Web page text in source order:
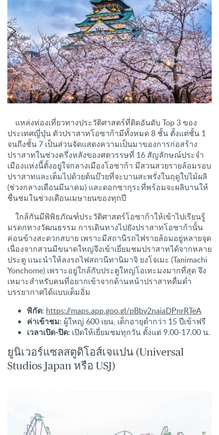
แหล่งท่องเที่ยวทางประวัติศาสตร์ที่ติดอันดับ Top 3 ของ
ประเทศญี่ปุ่น ตัวปราสาทโอซาก้ามีทั้งหมด 8 ชั้น ตั้งแต่ชั้น 1
จนถึงชั้น 7 เป็นส่วนจัดแสดงความเป็นมาของการก่อสร้าง
ปราสาทในช่วงครึ่งหลังของศตวรรษที่ 16 สัญลักษณ์ประจำ
เมืองแห่งนี้ตั้งอยู่ใจกลางเมืองโอซาก้า มีสวนสวยรายล้อมรอบ
ปราสาทและเต็มไปด้วยต้นบ๊วยที่จะบานสะพรั่งในฤดูใบไม้ผลิ
(ช่วงกลางเดือนมีนาคม) และดอกซากุระที่พร้อมจะผลิบานให้
ชื่นชมในช่วงเดือนเมษายนของทุกปี
ใกล้กันมีพิพิธภัณฑ์ประวัติศาสตร์โอซาก้าให้เข้าไปเรียนรู้
มรดกทางวัฒนธรรม การเดินทางไปยังปราสาทโอซาก้านั้น
ค่อนข้างสะดวกสบาย เพราะมีสถานีรถไฟรายล้อมอยู่หลายจุด
เนื่องจากสวนมีขนาดใหญ่จึงเข้าเยี่ยมชมปราสาทได้จากหลาย
ประตู แนะนำให้ลงรถไฟสถานีทานิมาจิ ยงโจเมะ (Tanimachi
Yonchome) เพราะอยู่ใกล้กับประตูใหญ่โอเทะมงมากที่สุด จึง
เหมาะสำหรับคนที่อยากเข้าจากด้านหน้าปราสาทดื่มด่ำ
บรรยากาศได้แบบเต็มอิ่ม
พิกัด: https://maps.app.goo.gl/pBbv2naiaDPnrRTeA
ค่าเข้าชม: ผู้ใหญ่ 600 เยน, เด็กอายุต่ำกว่า 15 ปีเข้าฟรี
เวลาเปิด-ปิด: เปิดให้เยี่ยมชมทุกวัน ตั้งแต่ 9.00-17.00 น.
ยูนิเวอร์แซลสตูดิโอส์เจแปน (Universal
Studios Japan หรือ USJ)